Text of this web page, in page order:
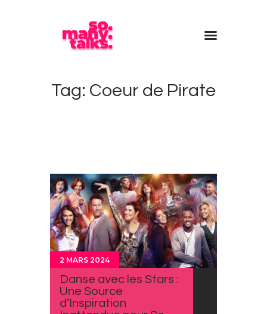
Tag: Coeur de Pirate
Blog
2 MARS 2024
Danse avec les Stars :
Une Source
d’Inspiration